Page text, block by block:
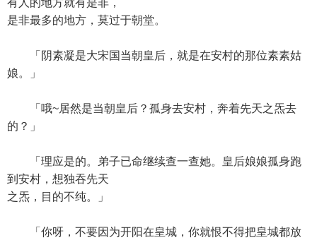
有人的地方就有是非，
是非最多的地方，莫过于朝堂。
「阴素凝是大宋国当朝皇后，就是在安村的那位素素姑
娘。」
「哦~居然是当朝皇后？孤身去安村，奔着先天之炁去
的？」
「理应是的。弟子已命继续查一查她。皇后娘娘孤身跑
到安村，想独吞先天
之炁，目的不纯。」
「你呀，不要因为开阳在皇城，你就恨不得把皇城都放